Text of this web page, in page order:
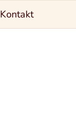
Kontakt